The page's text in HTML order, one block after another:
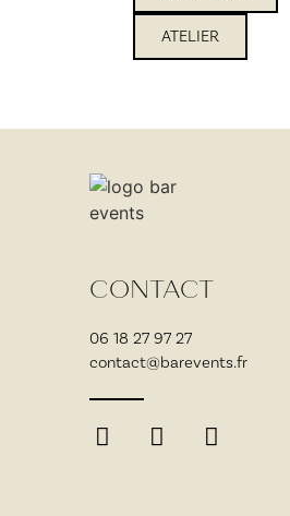
ATELIER
CONTACT
06 18 27 97 27
contact@barevents.fr